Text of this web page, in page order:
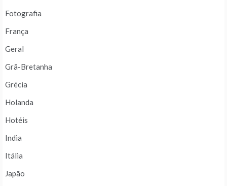
Fotografia
França
Geral
Grã-Bretanha
Grécia
Holanda
Hotéis
India
Itália
Japão